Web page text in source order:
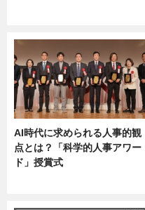
AI時代に求められる人事的観
点とは？「科学的人事アワー
ド」授賞式